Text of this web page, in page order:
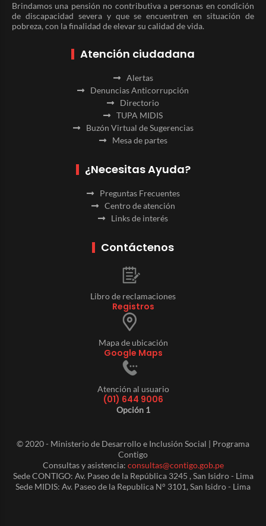
Brindamos una pensión no contributiva a personas en condición
de discapacidad severa y que se encuentren en situación de
pobreza, con la finalidad de elevar su calidad de vida.
Atención ciudadana
Alertas
Denuncias Anticorrupción
Directorio
TUPA MIDIS
Buzón Virtual de Sugerencias
Mesa de partes
¿Necesitas Ayuda?
Preguntas Frecuentes
Centro de atención
Links de interés
Contáctenos
Libro de reclamaciones
Registros
Mapa de ubicación
Google Maps
Atención al usuario
(01) 644 9006
Opción 1
© 2020 - Ministerio de Desarrollo e Inclusión Social | Programa
Contigo
Consultas y asistencia: consultas@contigo.gob.pe
Sede CONTIGO: Av. Paseo de la República 3245 , San Isidro - Lima
Sede MIDIS: Av. Paseo de la Republica N° 3101, San Isidro - Lima